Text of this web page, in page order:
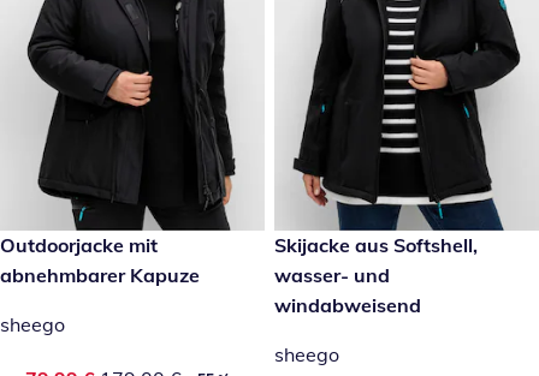
reduzierter Preis 79,99 €, vorheriger Preis: 179,00 €
-55 %
Outdoorjacke mit
abnehmbarer Kapuze
sheego
reduzierter Preis 79,99 €,
-55 %
Skijacke aus Softshell,
wasser- und
windabweisend
sheego